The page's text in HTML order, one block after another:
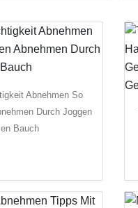
Abnehmen So
Durch Joggen
Bauch